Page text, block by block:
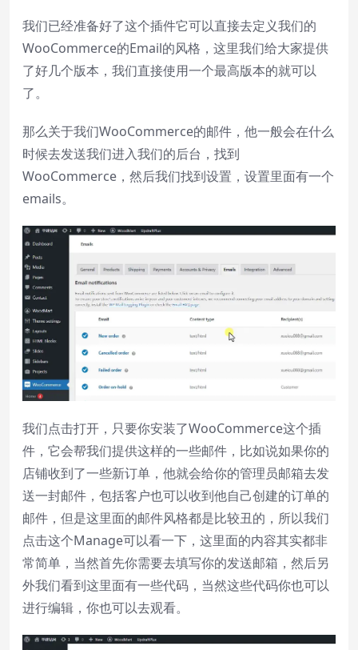
Descriptions
descriptions off, selected
Subtitles
subtitles off, selected
Audio Track
Picture-in-Picture
Beginning of dialog window. Escape will
cancel and close the window.
Text
Color
Transparency
Background
Color
Transparency
Window
Color
Transparency
Font Size
Text Edge Style
Font Family
我们已经准备好了这个插件它可以直接去定义我们的
WooCommerce的Email的风格，这里我们给大家提供
了好几个版本，我们直接使用一个最高版本的就可以
了。
那么关于我们WooCommerce的邮件，他一般会在什么
时候去发送我们进入我们的后台，找到
WooCommerce，然后我们找到设置，设置里面有一个
emails。
我们点击打开，只要你安装了WooCommerce这个插
件，它会帮我们提供这样的一些邮件，比如说如果你的
店铺收到了一些新订单，他就会给你的管理员邮箱去发
送一封邮件，包括客户也可以收到他自己创建的订单的
邮件，但是这里面的邮件风格都是比较丑的，所以我们
点击这个Manage可以看一下，这里面的内容其实都非
常简单，当然首先你需要去填写你的发送邮箱，然后另
外我们看到这里面有一些代码，当然这些代码你也可以
进行编辑，你也可以去观看。